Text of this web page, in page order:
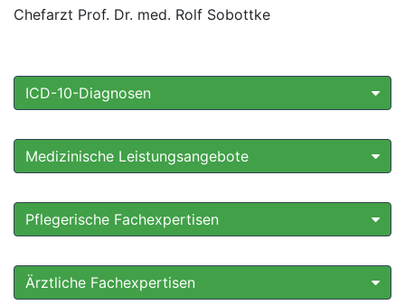
Chefarzt Prof. Dr. med. Rolf Sobottke
ICD-10-Diagnosen
Medizinische Leistungsangebote
Pflegerische Fachexpertisen
Ärztliche Fachexpertisen